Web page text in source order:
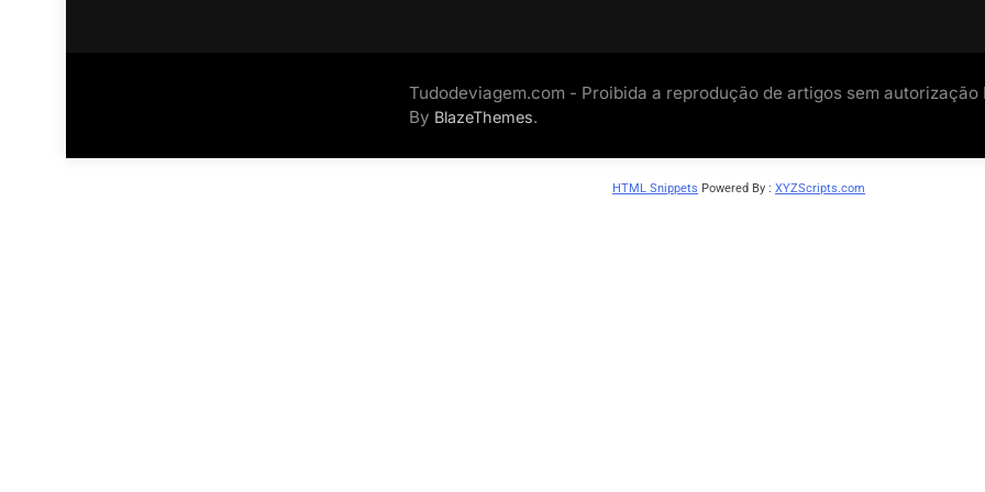
Tudodeviagem.com - Proibida a reprodução de artigos sem autorização
By BlazeThemes.
HTML Snippets Powered By : XYZScripts.com